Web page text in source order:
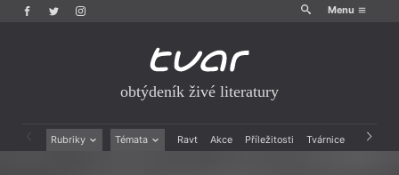
Menu
obtýdeník živé literatury
Rubriky Témata Ravt Akce Příležitosti Tvárnice Archiv